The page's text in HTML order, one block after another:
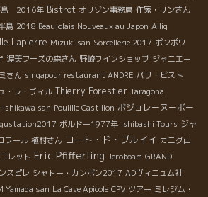
島 2016年 Bistrot オリゾン事務局 作家・リンさん
島 2018 Beaujolais Nouveaux au Japon Alliq
Lapierre Mizuki san Sorcellerie 2017 ポンポワ
渥美フーズの森さん 野崎ワインショップ ジャニエー
さん singapour restaurant ANDRE パリ・ビスト
・ラ・ヴィル Thierry Forestier Taragona
Ishikawa san Poulille Castillon ボジョレーヌーボー
ボルドー1977年 Ishibashi Tours ジャ
ワール 植村さん コート・ド・ブルイイ カニグ山
レット Eric Pfifferling Jeroboam GRAND
スピレ シャトー・カンボン2017 ADヴィニュム社
Yamada san La Cave Apicole CPV ツアー ミレジム・